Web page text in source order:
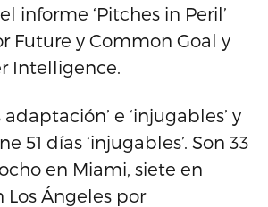
informe ‘Pitches in Peril’
Future y Common Goal y
Intelligence.
e ‘injugables’ y
días ‘injugables’. Son 33
en Miami, siete en
Los Ángeles por